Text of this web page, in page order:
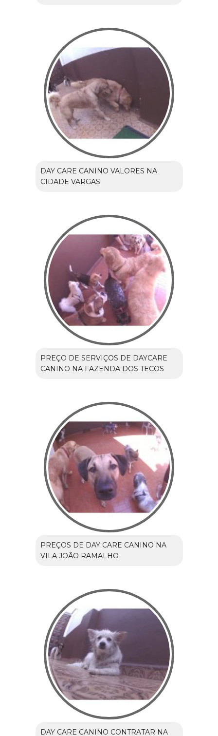
DAY CARE CANINO VALORES NA
CIDADE VARGAS
PREÇO DE SERVIÇOS DE DAYCARE
CANINO NA FAZENDA DOS TECOS
PREÇOS DE DAY CARE CANINO NA
VILA JOÃO RAMALHO
DAY CARE CANINO CONTRATAR NA